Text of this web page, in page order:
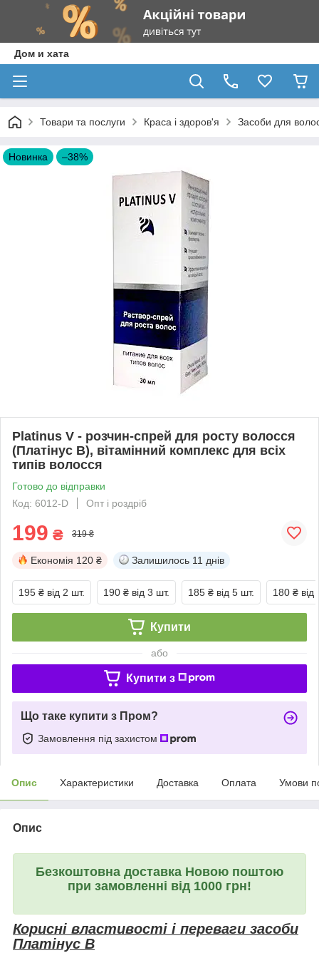
Дом и хата
Товари та послуги Краса і здоров'я Засоби для
Новинка –38%
Platinus V - розчин-спрей для росту волосся
(Платінус В), вітамінний комплекс для всіх
типів волосся
Готово до відправки
Код: 6012-D
Опт і роздріб
199 ₴ 319 ₴
Економія 120 ₴ Залишилось 11 днів
195 ₴ від 2 шт. 190 ₴ від 3 шт. 185 ₴ від 5 шт. 180 ₴ від
Купити
або
Купити з
Що таке купити з Пром?
Замовлення під захистом
Опис Характеристики Доставка Оплата Умови
Опис
Безкоштовна доставка Новою поштою
при замовленні від 1000 грн!
Корисні властивості і переваги засоби
Платінус В